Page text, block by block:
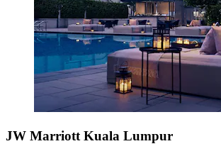
JW Marriott Kuala Lumpur